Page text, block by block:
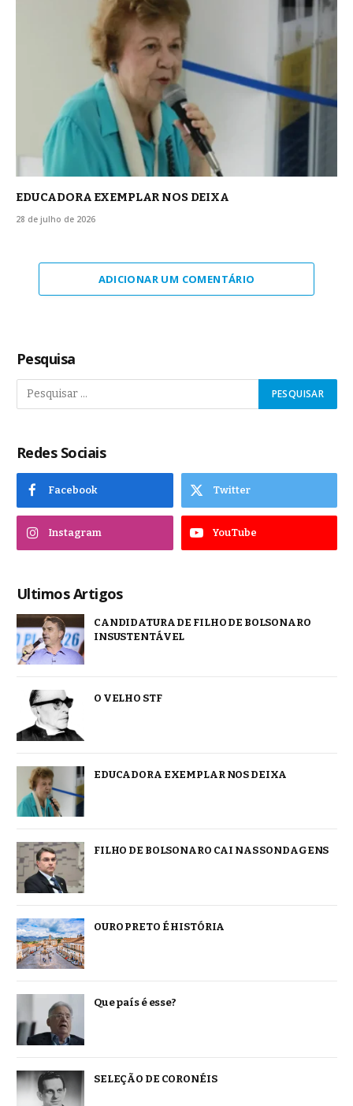
EDUCADORA EXEMPLAR NOS DEIXA
28 de julho de 2026
ADICIONAR UM COMENTÁRIO
Pesquisa
Redes Sociais
Facebook Twitter
Instagram YouTube
Ultimos Artigos
CANDIDATURA DE FILHO DE BOLSONARO
INSUSTENTÁVEL
O VELHO STF
EDUCADORA EXEMPLAR NOS DEIXA
FILHO DE BOLSONARO CAI NAS SONDAGENS
OURO PRETO É HISTÓRIA
Que país é esse?
SELEÇÃO DE CORONÉIS